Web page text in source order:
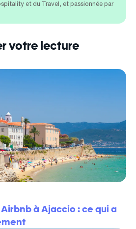
et du Travel, et passionnée par
votre lecture
à Ajaccio : ce qui a